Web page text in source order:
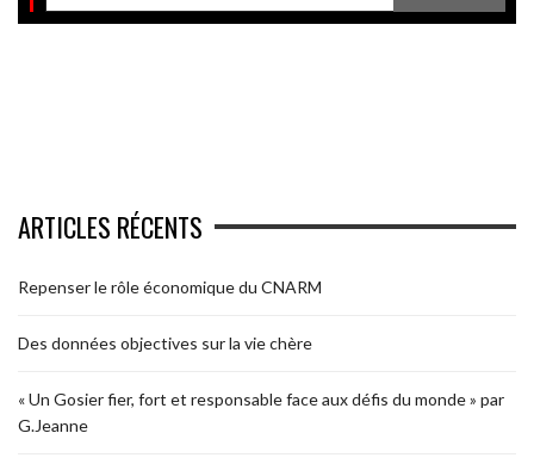
ARTICLES RÉCENTS
Repenser le rôle économique du CNARM
Des données objectives sur la vie chère
« Un Gosier fier, fort et responsable face aux défis du monde » par
G.Jeanne